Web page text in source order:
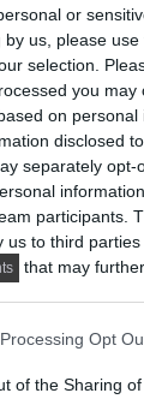
or
us, please
selection.
you may
on
disclosed
separately opt-
participants.
us to third
that may
website/app
or usage
Opt
of the Sharing